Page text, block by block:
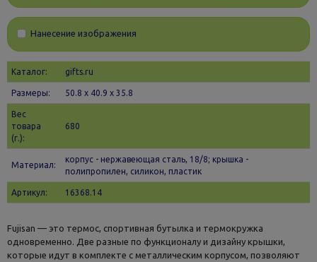
Нанесение изображения
Каталог: gifts.ru
Размеры: 50.8 х 40.9 x 35.8
Вес
товара
(г.):
680
Материал:
корпус - нержавеющая сталь, 18/8; крышка -
полипропилен, силикон, пластик
Артикул: 16368.14
Fujisan — это термос, спортивная бутылка и термокружка
одновременно. Две разные по функционалу и дизайну крышки,
которые идут в комплекте с металлическим корпусом, позволяют